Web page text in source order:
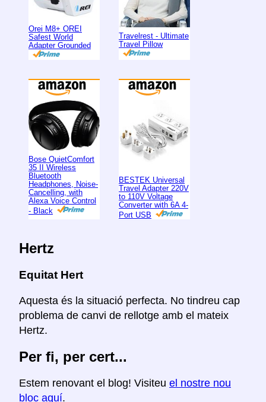
Orei M8+ OREI
Safest World
Adapter Grounded
Travelrest - Ultimate
Travel Pillow
Bose QuietComfort
35 II Wireless
Bluetooth
Headphones, Noise-
Cancelling, with
Alexa Voice Control
- Black
BESTEK Universal
Travel Adapter 220V
to 110V Voltage
Converter with 6A 4-
Port USB
Hertz
Equitat Hert
Aquesta és la situació perfecta. No tindreu cap
problema de canvi de rellotge amb el mateix
Hertz.
Per fi, per cert...
Estem renovant el blog! Visiteu el nostre nou
bloc aquí.